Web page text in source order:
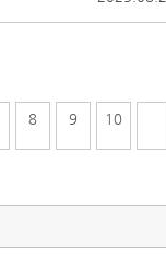
8 9 10